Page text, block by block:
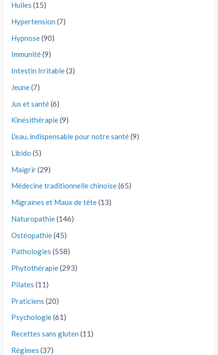
Huiles (15)
Hypertension (7)
Hypnose(90)
Immunité(9)
Intestin Irritable(3)
Jeune(7)
Jus et santé(6)
Kinésithérapie(9)
L'eau, indispensable pour notre santé(9)
Libido (5)
Maigrir(29)
Médecine traditionnelle chinoise(65)
Migraines et Maux de tête(13)
Naturopathie(146)
Ostéopathie(45)
Pathologies (558)
Phytothérapie(293)
Pilates (11)
Praticiens (20)
Psychologie(61)
Recettes sans gluten (11)
Régimes (37)